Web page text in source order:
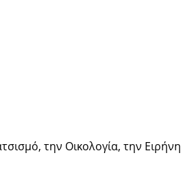
την Οικολογία, την